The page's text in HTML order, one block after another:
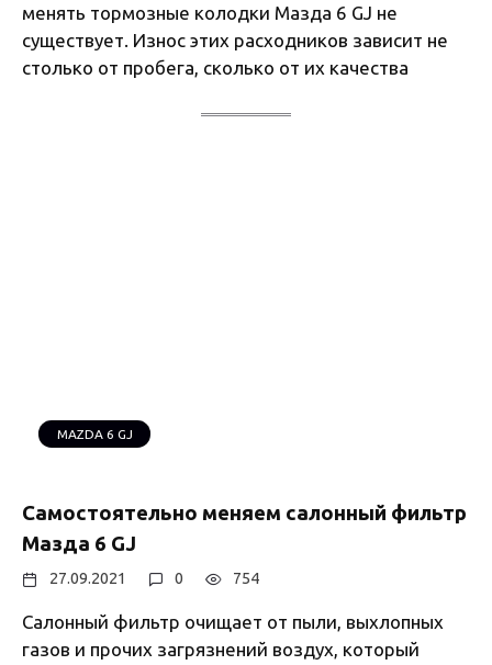
менять тормозные колодки Мазда 6 GJ не
существует. Износ этих расходников зависит не
столько от пробега, сколько от их качества
MAZDA 6 GJ
Самостоятельно меняем салонный фильтр
Мазда 6 GJ
27.09.2021 0 754
Салонный фильтр очищает от пыли, выхлопных
газов и прочих загрязнений воздух, который